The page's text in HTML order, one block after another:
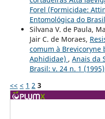
Forel (Formicidae:
Entomológica do
Silvana V. de Paula,
Jair C. de Moraes,
comum à Brevicoryne
Aphididae) , Anais da
Brasil: v. 24 n. 1 (1995)
<< < 1 2 3